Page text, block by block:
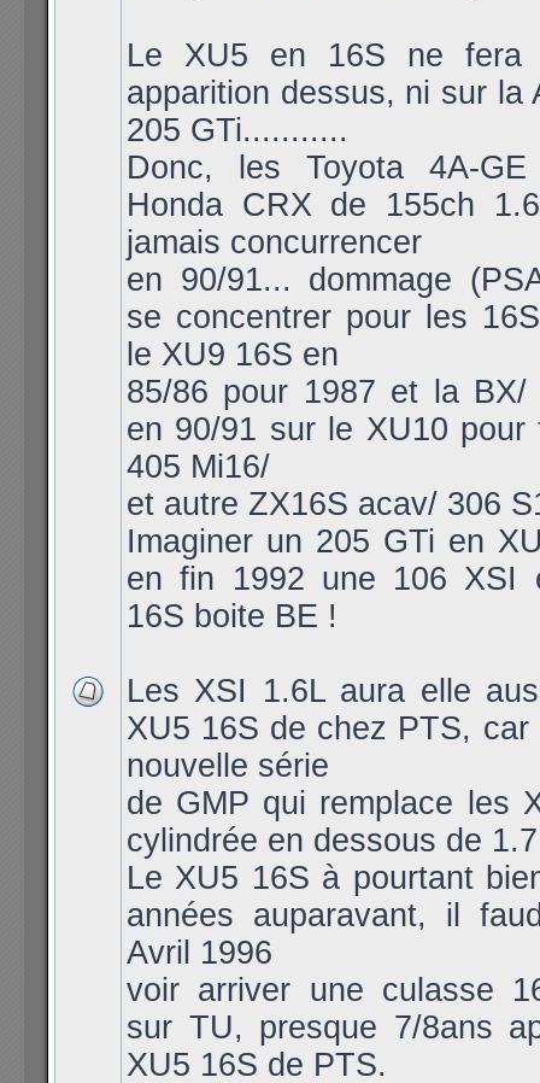
Le XU5 en 16S ne fera
apparition dessus, ni sur la
205 GTi...........
Donc, les Toyota 4A-
Honda CRX de 155ch
jamais concurrencer
en 90/91... dommage
se concentrer pour les
le XU9 16S en
85/86 pour 1987 et la BX/
en 90/91 sur le XU10 pour
405 Mi16/
et autre ZX16S acav/ 306
Imaginer un 205 GTi en
en fin 1992 une 106 XSI
16S boite BE !
Les XSI 1.6L aura elle
XU5 16S de chez PTS,
nouvelle série
de GMP qui remplace les
cylindrée en dessous de
Le XU5 16S à pourtant
années auparavant, il
Avril 1996
voir arriver une culasse
sur TU, presque 7/8ans
XU5 16S de PTS.